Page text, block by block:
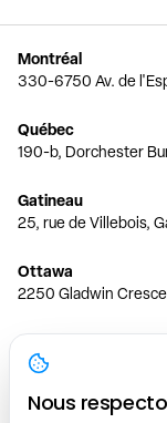
Montréal
330-6750 Av. de
Québec
190-b, Dorchester
Gatineau
25, rue de Villebois,
Ottawa
2250 Gladwin
Toronto
150 Ferrand Dr, 6th
Vancouver
Nous